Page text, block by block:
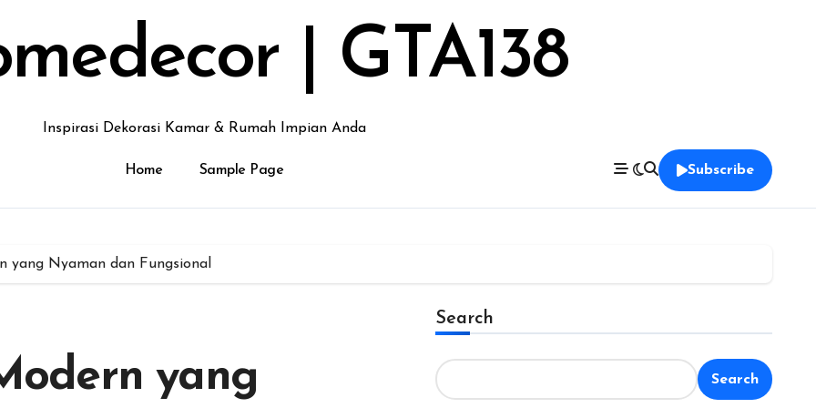
| GTA138
Inspirasi Dekorasi Kamar & Rumah Impian Anda
Home Sample Page Subscribe
yang Nyaman dan Fungsional
yang
Search
Search